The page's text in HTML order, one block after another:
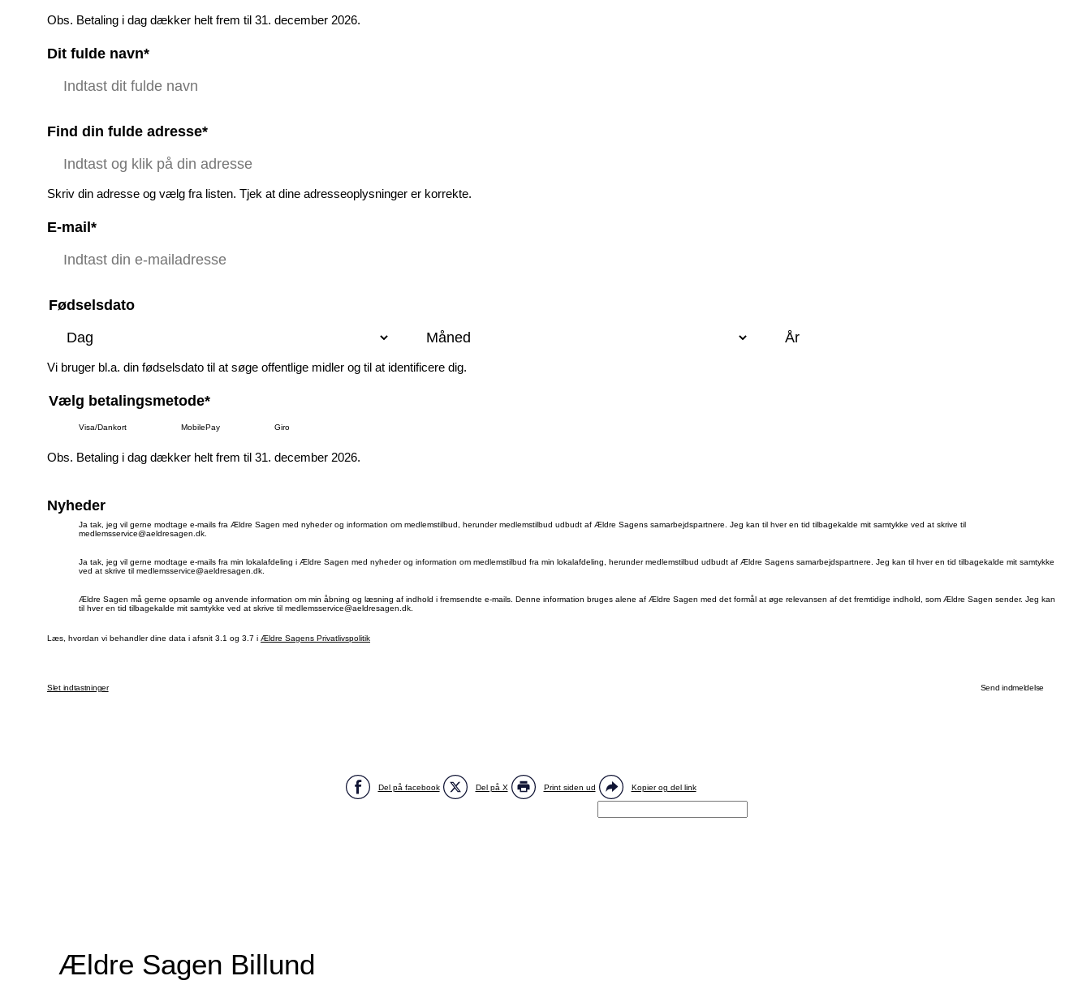
Obs. Betaling i dag dækker helt frem til 31. december 2026.
Dit fulde navn*
Find din fulde adresse*
Skriv din adresse og vælg fra listen. Tjek at dine adresseoplysninger er korrekte.
E-mail*
Fødselsdato
Vi bruger bl.a. din fødselsdato til at søge offentlige midler og til at identificere dig.
Vælg betalingsmetode*
Visa/Dankort MobilePay Giro
Obs. Betaling i dag dækker helt frem til 31. december 2026.
Nyheder
Ja tak, jeg vil gerne modtage e-mails fra Ældre Sagen med nyheder og information om medlemstilbud, herunder medlemstilbud udbudt af Ældre Sagens samarbejdspartnere. Jeg kan til hver en tid tilbagekalde mit samtykke ved at skrive til
medlemsservice@aeldresagen.dk.
Ja tak, jeg vil gerne modtage e-mails fra min lokalafdeling i Ældre Sagen med nyheder og information om medlemstilbud fra min lokalafdeling, herunder medlemstilbud udbudt af Ældre Sagens samarbejdspartnere. Jeg kan til hver en tid tilbagekalde mit samtykke
ved at skrive til medlemsservice@aeldresagen.dk.
Ældre Sagen må gerne opsamle og anvende information om min åbning og læsning af indhold i fremsendte e-mails. Denne information bruges alene af Ældre Sagen med det formål at øge relevansen af det fremtidige indhold, som Ældre Sagen sender. Jeg kan
til hver en tid tilbagekalde mit samtykke ved at skrive til medlemsservice@aeldresagen.dk.
Læs, hvordan vi behandler dine data i afsnit 3.1 og 3.7 i Ældre Sagens Privatlivspolitik
Slet indtastninger Send indmeldelse
Del på facebook Del på X Print siden ud Kopier og del link
Ældre Sagen Billund